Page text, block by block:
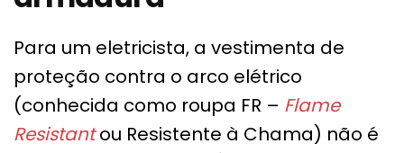
Para um eletricista, a vestimenta de
proteção contra o arco elétrico
(conhecida como roupa FR – Flame
Resistantou Resistente à Chama) não é